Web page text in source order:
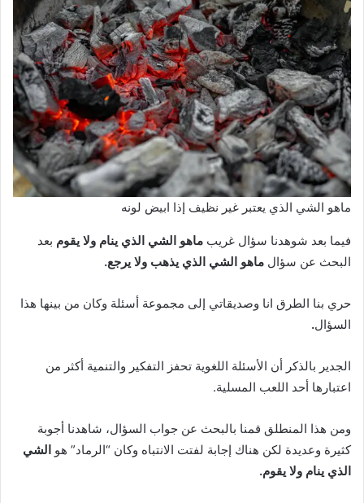
ماهو الشي الذي يعتبر غير نظيف إذا ابيض لونه
فيما بعد شوهدنا سؤال غريب ماهو الشي الذي ينام ولا يقوم بعد
البحث عن سؤال ماهو الشي الذي يذهب ولا يرجع.
حري بنا الطرق انا وصديقاتي إلى مجموعة أسئلة وكان من بينها هذا
السؤال.
الجدير بالذكر أن الأسئلة اللغوية تحفز التفكير والتنمية أكثر من
اعتبارها أحد اللعب المسلية.
ومن هذا المنطلق قمنا بالبحث عن جواب السؤال، شاهدنا أجوبة
كثيرة وعديدة لكن هناك إجابة لفتت الانتباه وكان “الرماد” هو الشي
الذي ينام ولا يقوم.